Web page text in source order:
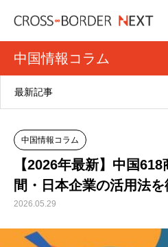
中国情報コラム
最新記事
中国情報コラム
【2026年最新】中国
間・日本企業の活用法
2026.05.29